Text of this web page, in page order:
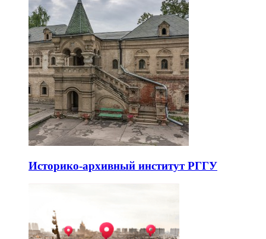
Историко-архивный институт РГГУ